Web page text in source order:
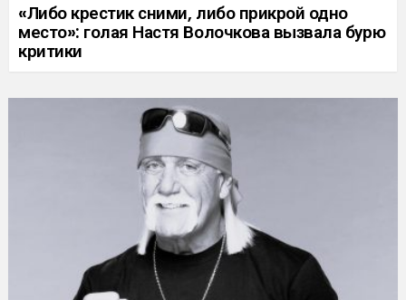
«Либо крестик сними, либо прикрой одно
место»: голая Настя Волочкова вызвала бурю
критики